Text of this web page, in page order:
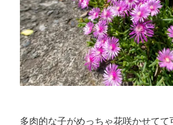
多肉的な子がめっちゃ花咲かせてて